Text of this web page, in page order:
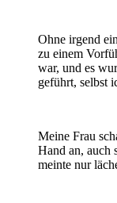
Ohne irgend
zu einem
war, und es
geführt, selbst
Meine Frau
Hand an, auch
meinte nur